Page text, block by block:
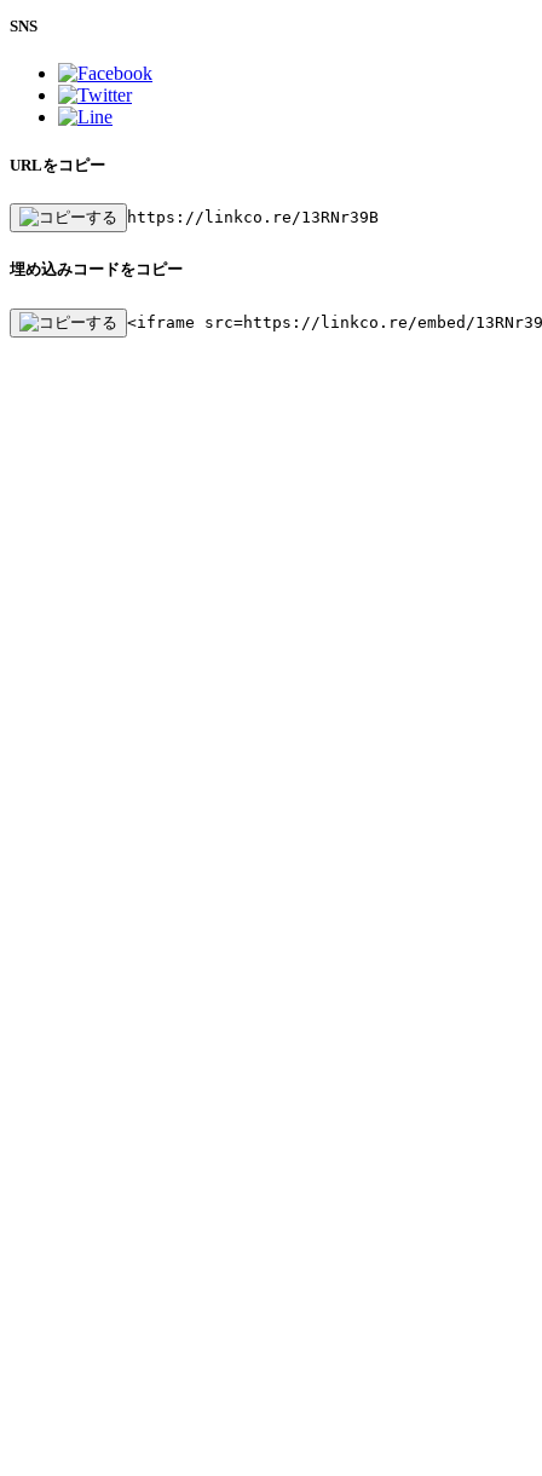
SNS
URLをコピー
https://linkco.re/13RNr39B
埋め込みコードをコピー
<iframe src=https://linkco.re/embed/